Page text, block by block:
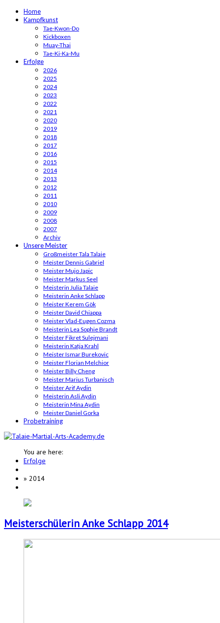
Home
Kampfkunst
Tae-Kwon-Do
Kickboxen
Muay-Thai
Tae-Ki-Ka-Mu
Erfolge
2026
2025
2024
2023
2022
2021
2020
2019
2018
2017
2016
2015
2014
2013
2012
2011
2010
2009
2008
2007
Archiv
Unsere Meister
Großmeister Tala Talaie
Meister Dennis Gabriel
Meister Mujo Japic
Meister Markus Seel
Meisterin Julia Talaie
Meisterin Anke Schlapp
Meister Kerem Gök
Meister David Chiappa
Meister Vlad-Eugen Cozma
Meisterin Lea Sophie Brandt
Meister Fikret Sulejmani
Meisterin Katja Krahl
Meister Ismar Burekovic
Meister Florian Melchior
Meister Billy Cheng
Meister Marius Turbanisch
Meister Arif Aydin
Meisterin Asli Aydin
Meisterin Mina Aydin
Meister Daniel Gorka
Probetraining
You are here:
Erfolge
» 2014
Meisterschülerin Anke Schlapp 2014